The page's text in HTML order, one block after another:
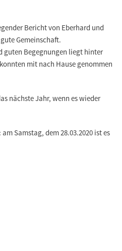
Bericht von Eberhard und
Gemeinschaft.
guten Begegnungen liegt hinter
mit nach Hause genommen
nächste Jahr, wenn es wieder
am Samstag, dem 28.03.2020 ist es